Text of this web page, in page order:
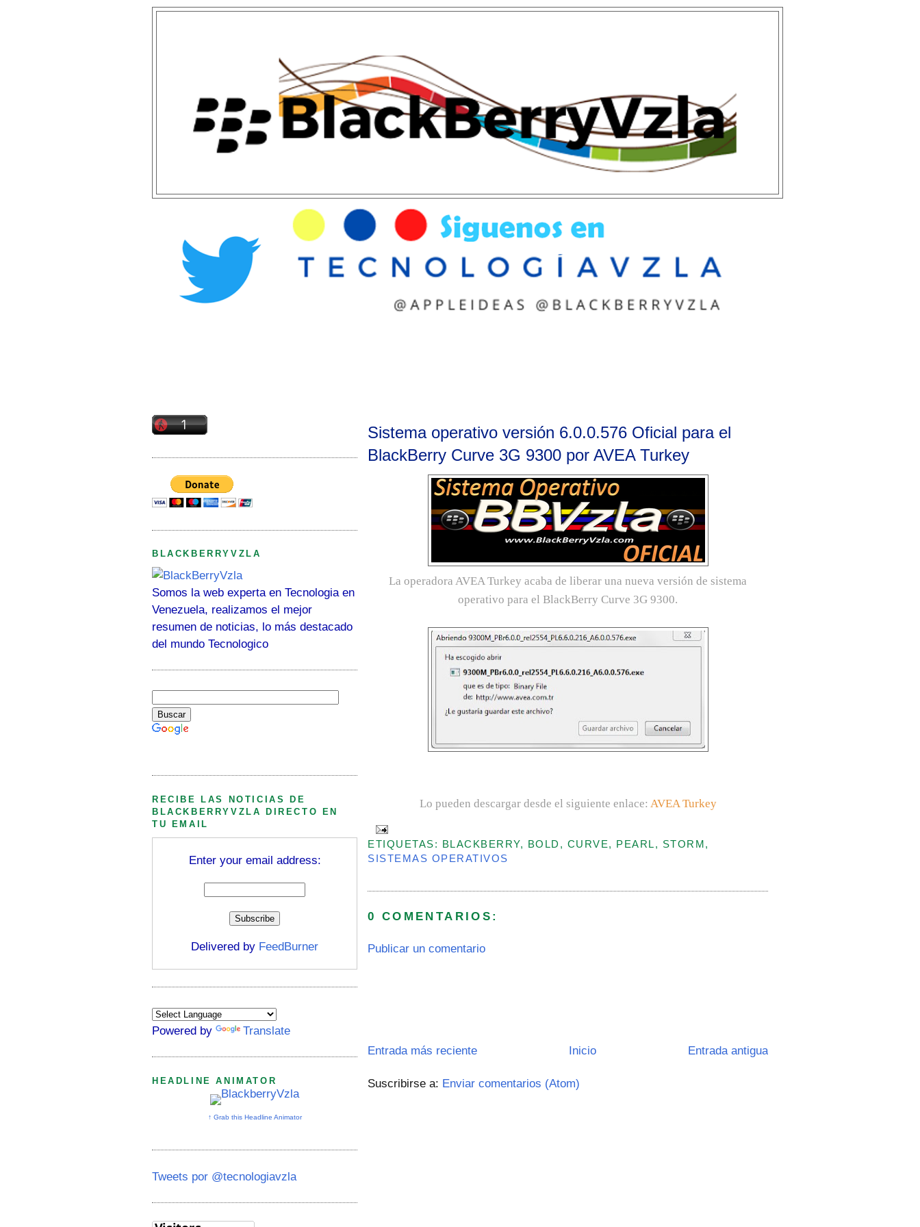
Sistema operativo versión 6.0.0.576 Oficial para el
BlackBerry Curve 3G 9300 por AVEA Turkey
La operadora AVEA Turkey acaba de liberar una nueva versión de sistema
operativo para el BlackBerry Curve 3G 9300.
Lo pueden descargar desde el siguiente enlace: AVEA Turkey
ETIQUETAS: BLACKBERRY, BOLD, CURVE, PEARL, STORM,
SISTEMAS OPERATIVOS
0 COMENTARIOS:
Publicar un comentario
Entrada más reciente Entrada antigua
Inicio
Suscribirse a: Enviar comentarios (Atom)
BLACKBERRYVZLA
Somos la web experta en Tecnologia en
Venezuela, realizamos el mejor
resumen de noticias, lo más destacado
del mundo Tecnologico
RECIBE LAS NOTICIAS DE
BLACKBERRYVZLA DIRECTO EN
TU EMAIL
Enter your email address:
Delivered by FeedBurner
Powered by Translate
HEADLINE ANIMATOR
↑ Grab this Headline Animator
Tweets por @tecnologiavzla